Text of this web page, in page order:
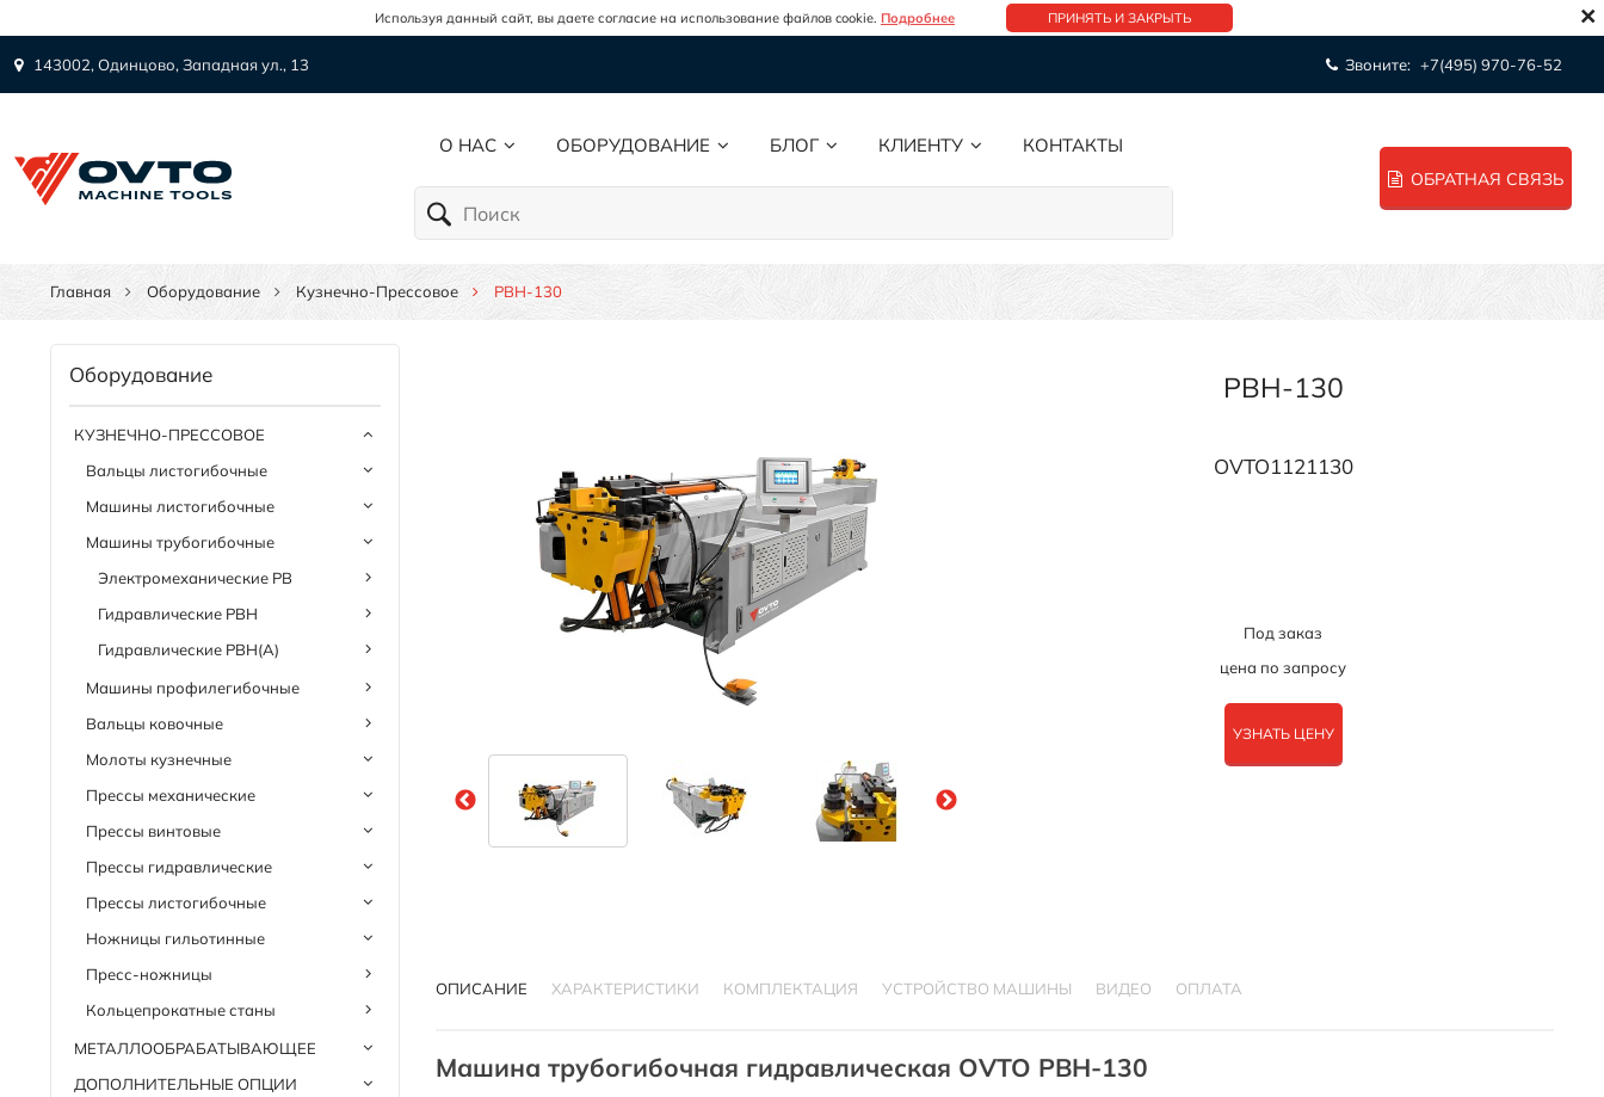
Используя данный сайт, вы даете согласие на использование файлов cookie. Подробнее ПРИНЯТЬ И ЗАКРЫТЬ ×
143002, Одинцово, Западная ул., 13 Звоните: +7(495) 970-76-52
О НАС ОБОРУДОВАНИЕ БЛОГ КЛИЕНТУ КОНТАКТЫ
ОБРАТНАЯ СВЯЗЬ
Главная Оборудование Кузнечно-Прессовое PBH-130
Оборудование
КУЗНЕЧНО-ПРЕССОВОЕ
Вальцы листогибочные
Машины листогибочные
Машины трубогибочные
Электромеханические PB
Гидравлические PBH
Гидравлические PBH(A)
Машины профилегибочные
Вальцы ковочные
Молоты кузнечные
Прессы механические
Прессы винтовые
Прессы гидравлические
Прессы листогибочные
Ножницы гильотинные
Пресс-ножницы
Кольцепрокатные станы
МЕТАЛЛООБРАБАТЫВАЮЩЕЕ
ДОПОЛНИТЕЛЬНЫЕ ОПЦИИ
PBH-130
OVTO1121130
Под заказ
цена по запросу
УЗНАТЬ ЦЕНУ
ОПИСАНИЕ ХАРАКТЕРИСТИКИ КОМПЛЕКТАЦИЯ УСТРОЙСТВО МАШИНЫ ВИДЕО ОПЛАТА
Машина трубогибочная гидравлическая OVTO PBH-130